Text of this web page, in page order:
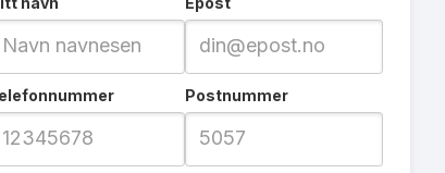
Postnummer